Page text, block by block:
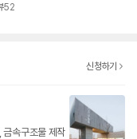
52
신청하기
금속구조물 제작